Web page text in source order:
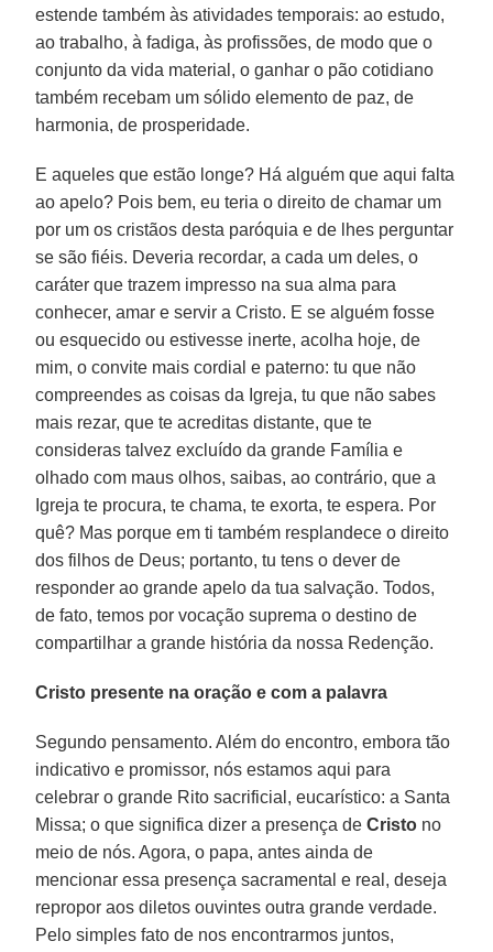
estende também às atividades temporais: ao estudo,
ao trabalho, à fadiga, às profissões, de modo que o
conjunto da vida material, o ganhar o pão cotidiano
também recebam um sólido elemento de paz, de
harmonia, de prosperidade.
E aqueles que estão longe? Há alguém que aqui falta
ao apelo? Pois bem, eu teria o direito de chamar um
por um os cristãos desta paróquia e de lhes perguntar
se são fiéis. Deveria recordar, a cada um deles, o
caráter que trazem impresso na sua alma para
conhecer, amar e servir a Cristo. E se alguém fosse
ou esquecido ou estivesse inerte, acolha hoje, de
mim, o convite mais cordial e paterno: tu que não
compreendes as coisas da Igreja, tu que não sabes
mais rezar, que te acreditas distante, que te
consideras talvez excluído da grande Família e
olhado com maus olhos, saibas, ao contrário, que a
Igreja te procura, te chama, te exorta, te espera. Por
quê? Mas porque em ti também resplandece o direito
dos filhos de Deus; portanto, tu tens o dever de
responder ao grande apelo da tua salvação. Todos,
de fato, temos por vocação suprema o destino de
compartilhar a grande história da nossa Redenção.
Cristo presente na oração e com a palavra
Segundo pensamento. Além do encontro, embora tão
indicativo e promissor, nós estamos aqui para
celebrar o grande Rito sacrificial, eucarístico: a Santa
Missa; o que significa dizer a presença deCristo no
meio de nós. Agora, o papa, antes ainda de
mencionar essa presença sacramental e real, deseja
repropor aos diletos ouvintes outra grande verdade.
Pelo simples fato de nos encontrarmos juntos,